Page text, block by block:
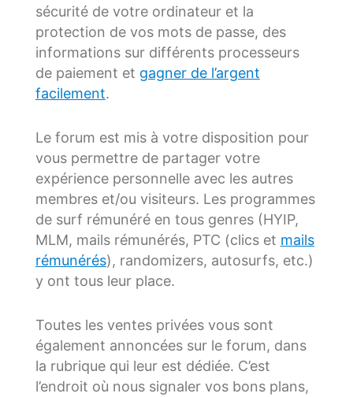
sécurité de votre ordinateur et la
protection de vos mots de passe, des
informations sur différents processeurs
de paiement et gagner de l’argent
facilement.
Le forum est mis à votre disposition pour
vous permettre de partager votre
expérience personnelle avec les autres
membres et/ou visiteurs. Les programmes
de surf rémunéré en tous genres (HYIP,
MLM, mails rémunérés, PTC (clics et mails
rémunérés), randomizers, autosurfs, etc.)
y ont tous leur place.
Toutes les ventes privées vous sont
également annoncées sur le forum, dans
la rubrique qui leur est dédiée. C’est
l’endroit où nous signaler vos bons plans,